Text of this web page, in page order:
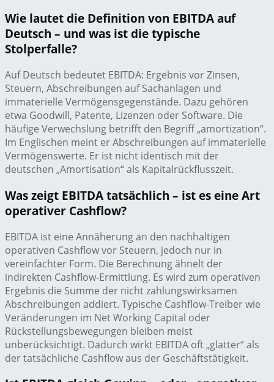
Wie lautet die Definition von EBITDA auf
Deutsch – und was ist die typische
Stolperfalle?
Auf Deutsch bedeutet EBITDA: Ergebnis vor Zinsen,
Steuern, Abschreibungen auf Sachanlagen und
immaterielle Vermögensgegenstände. Dazu gehören
etwa Goodwill, Patente, Lizenzen oder Software. Die
häufige Verwechslung betrifft den Begriff „amortization“.
Im Englischen meint er Abschreibungen auf immaterielle
Vermögenswerte. Er ist nicht identisch mit der
deutschen „Amortisation“ als Kapitalrückflusszeit.
Was zeigt EBITDA tatsächlich – ist es eine Art
operativer Cashflow?
EBITDA ist eine Annäherung an den nachhaltigen
operativen Cashflow vor Steuern, jedoch nur in
vereinfachter Form. Die Berechnung ähnelt der
indirekten Cashflow-Ermittlung. Es wird zum operativen
Ergebnis die Summe der nicht zahlungswirksamen
Abschreibungen addiert. Typische Cashflow-Treiber wie
Veränderungen im Net Working Capital oder
Rückstellungsbewegungen bleiben meist
unberücksichtigt. Dadurch wirkt EBITDA oft „glatter“ als
der tatsächliche Cashflow aus der Geschäftstätigkeit.